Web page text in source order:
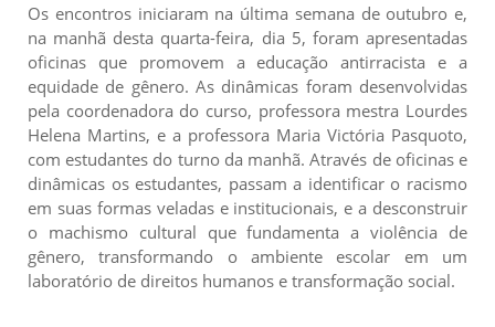
Os encontros iniciaram na última semana de outubro e,
na manhã desta quarta-feira, dia 5, foram apresentadas
oficinas que promovem a educação antirracista e a
equidade de gênero. As dinâmicas foram desenvolvidas
pela coordenadora do curso, professora mestra Lourdes
Helena Martins, e a professora Maria Victória Pasquoto,
com estudantes do turno da manhã. Através de oficinas e
dinâmicas os estudantes, passam a identificar o racismo
em suas formas veladas e institucionais, e a desconstruir
o machismo cultural que fundamenta a violência de
gênero, transformando o ambiente escolar em um
laboratório de direitos humanos e transformação social.